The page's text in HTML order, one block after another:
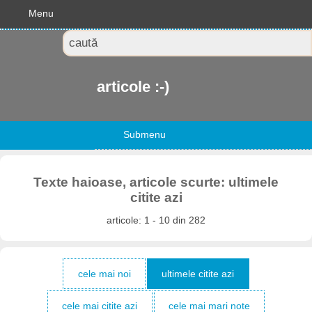
Menu
articole :-)
Submenu
Texte haioase, articole scurte: ultimele
citite azi
articole: 1 - 10 din 282
cele mai noi ultimele citite azi
cele mai citite azi cele mai mari note